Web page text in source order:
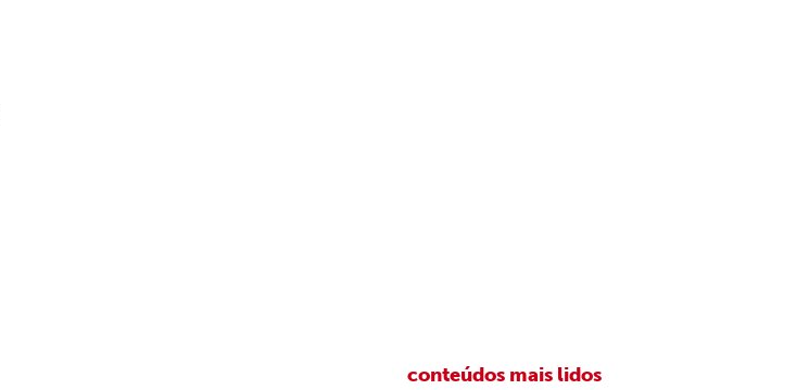
conteúdos mais lidos